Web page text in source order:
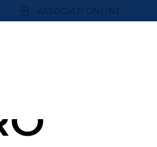
ASSOCIATI ONLINE